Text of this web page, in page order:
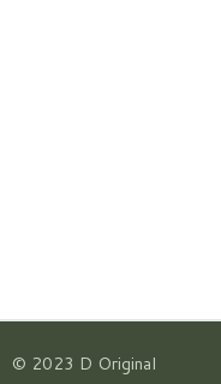
© 2023 D Original